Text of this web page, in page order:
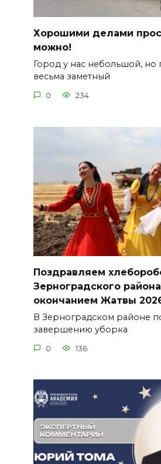
Хорошими делами
можно!
Город у нас небольшой, но
весьма заметный
0 234
Поздравляем
Зерноградского
окончанием Жатвы
В Зерноградском районе
завершению уборка
0 136